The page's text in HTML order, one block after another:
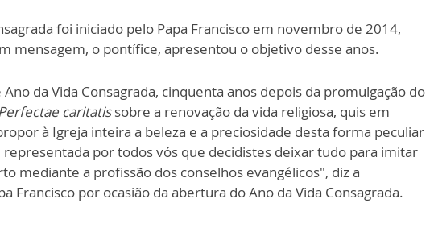
foi iniciado pelo Papa Francisco em novembro de 2014,
mensagem, o pontífice, apresentou o objetivo desse anos.
da Vida Consagrada, cinquenta anos depois da promulgação do
caritatissobre a renovação da vida religiosa, quis em
à Igreja inteira a beleza e a preciosidade desta forma peculiar
representada por todos vós que decidistes deixar tudo para imitar
mediante a profissão dos conselhos evangélicos", diz a
Francisco por ocasião da abertura do Ano da Vida Consagrada.